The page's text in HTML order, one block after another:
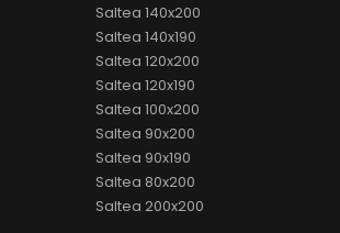
Saltea 140x200
Saltea 140x190
Saltea 120x200
Saltea 120x190
Saltea 100x200
Saltea 90x200
Saltea 90x190
Saltea 80x200
Saltea 200x200